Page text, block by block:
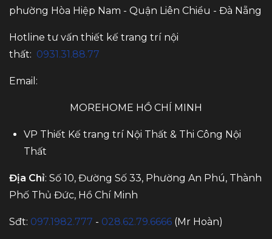
phường Hòa Hiệp Nam - Quận Liên Chiểu - Đà Nẵng
Hotline tư vấn thiết kế trang trí nội
thất: 0931.31.88.77
Email:
MOREHOME HỒ CHÍ MINH
VP Thiết Kế trang trí Nội Thất & Thi Công Nội
Thất
Địa Chỉ: Số 10, Đường Số 33, Phường An Phú, Thành
Phố Thủ Đức, Hồ Chí Minh
Sđt: 097.1982.777 - 028.62.79.6666 (Mr Hoàn)